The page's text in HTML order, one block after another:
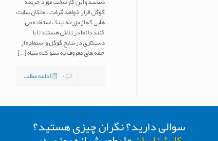
گوگل قرار خواهد گرفت . مالکان سایت
هایی که از مزرعه لینک استفاده می
کنند دائما در تلاش هستند تا با
دستکاری در نتایج گوگل و استفاده از
حقه های معروف به سئو کلاه سیاه[…]
0
ادامه مطلب
سوالی دارید؟ نگران چیزی هستید؟